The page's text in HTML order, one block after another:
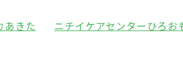
あきた ニチイケアセンターひろお